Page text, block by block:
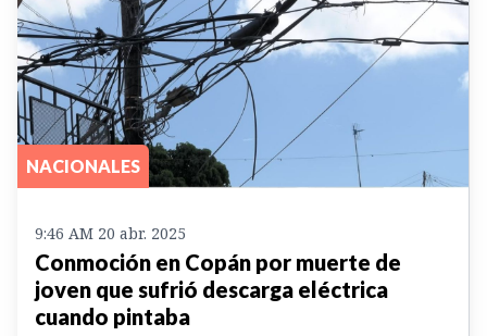
NACIONALES
9:46 AM 20 abr. 2025
Conmoción en Copán por muerte de
joven que sufrió descarga eléctrica
cuando pintaba